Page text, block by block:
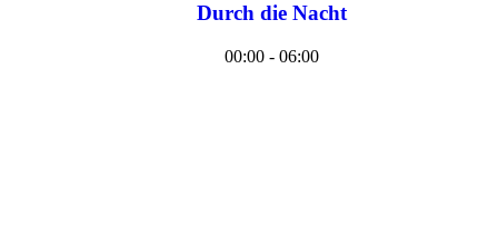
Durch die Nacht
00:00 - 06:00